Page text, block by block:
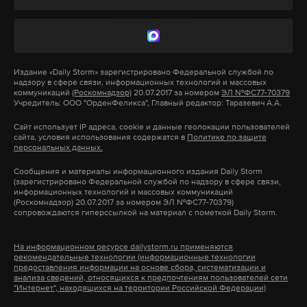
Немцова присяжные признали виновными 29
июня. Коллегия ответила на 26 вопросов. Заура
Дадаева признали непосредственным
проголосовали 10 присяжных, против — двое.
Бориса Немцова застрелили в центре Москвы на
меньше не станут, а рынок в свою очередь
В обществе антитабачная концепция вызвала
пункта о запрете продажи табачных изделий
гражданам, родившимся после 2015 года.
Подпишитесь на Daily Storm вMAX
работает там, где тормозит интернет.
Макс Telegram
Издание «Daily Storm» зарегистрировано Федеральной службой по
надзору в сфере связи, информационных технологий и массовых
коммуникаций (Роскомнадзор) 20.07.2017 за номером ЭЛ №ФС77-70379
Учредитель: ООО "ОрденФеликса", Главный редактор: Таразевич А.А.
Сайт использует IP адреса, cookie и данные геолокации пользователей
сайта, условия использования содержатся в Политике по защите
персональных данных.
Сообщения и материалы информационного издания Daily Storm
(зарегистрировано Федеральной службой по надзору в сфере связи,
информационных технологий и массовых коммуникаций
(Роскомнадзор) 20.07.2017 за номером ЭЛ №ФС77-70379)
сопровождаются гиперссылкой на материал с пометкой Daily Storm.
На информационном ресурсе dailystorm.ru применяются
рекомендательные технологии (информационные технологии
предоставления информации на основе сбора, систематизации и
анализа сведений, относящихся к предпочтениям пользователей сети
"Интернет", находящихся на территории Российской Федерации)